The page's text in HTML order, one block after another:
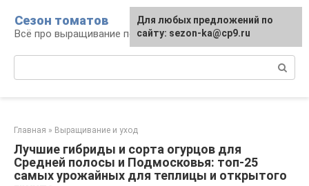
контенту
Сезон томатов
Всё про выращивание помидоров
Главная » Выращивание и уход
Лучшие гибриды и сорта огурцов для
Средней полосы и Подмосковья: топ-25
самых урожайных для теплицы и открытого
Для любых предложений по
сайту: sezon-ka@cp9.ru